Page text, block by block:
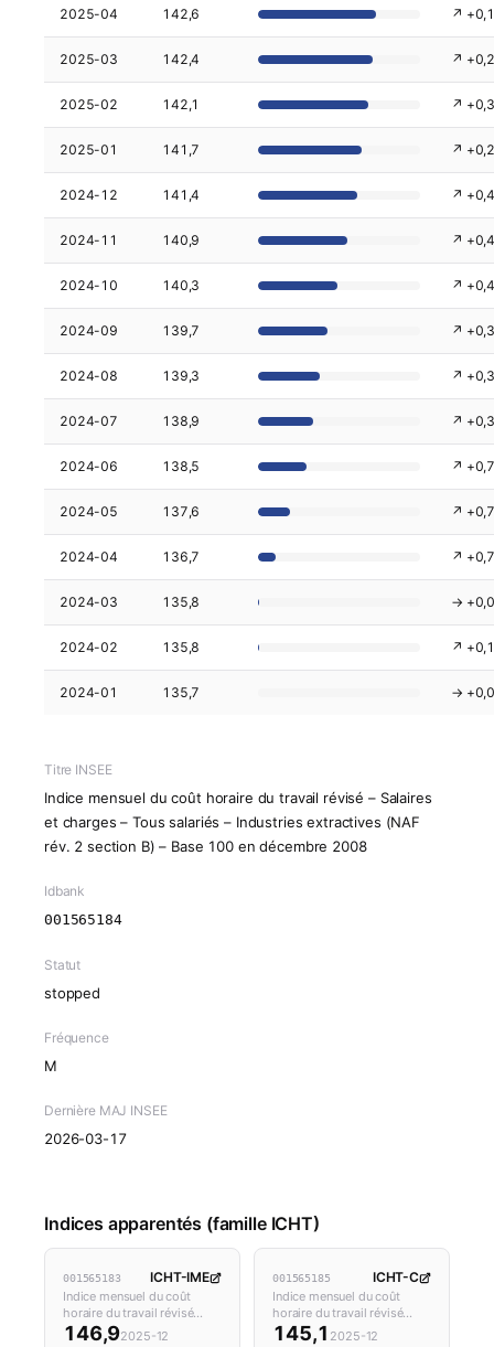
2025-04 142,6 ↗
2025-03 142,4 ↗
2025-02 142,1 ↗
2025-01 141,7 ↗
2024-12 141,4 ↗
2024-11 140,9 ↗
2024-10 140,3 ↗
2024-09 139,7 ↗
2024-08 139,3 ↗
2024-07 138,9 ↗
2024-06 138,5 ↗
2024-05 137,6 ↗
2024-04 136,7 ↗
2024-03 135,8 →
2024-02 135,8 ↗
2024-01 135,7 →
Titre INSEE
Indice mensuel du coût horaire du travail révisé – Salaires
et charges – Tous salariés – Industries extractives (NAF
rév. 2 section B) – Base 100 en décembre 2008
Idbank
001565184
Statut
stopped
Fréquence
M
Dernière MAJ INSEE
2026-03-17
Indices apparentés (famille ICHT)
001565183 ICHT-IME
Indice mensuel du coût
horaire du travail révisé…
146,92025-12
001565185 ICHT-C
Indice mensuel du coût
horaire du travail révisé…
145,1 2025-12